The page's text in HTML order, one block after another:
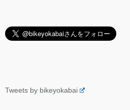
Tweets by bikeyokabai